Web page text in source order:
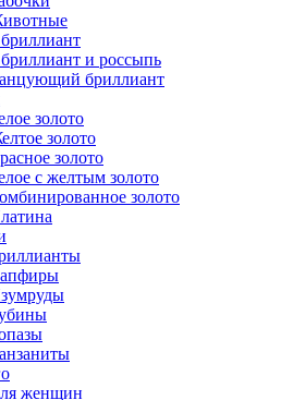
и россыпь
бриллиант
золото
золото
золото
с желтым золото
золото
женщин